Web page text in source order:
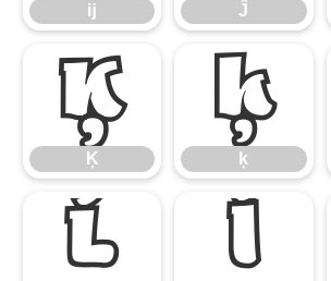
ĳ Ĵ
Ķ
Ķ
ķ
ķ
Ĺ ĺ